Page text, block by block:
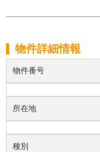
物件詳細情報
物件番号
所在地
種別